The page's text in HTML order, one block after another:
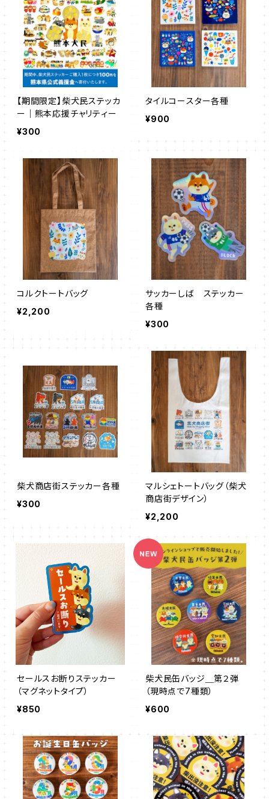
【期間限定】柴犬民ステッカ
ー｜熊本応援チャリティー
¥300
タイルコースター各種
¥900
コルクトートバッグ
¥2,200
サッカーしば ステッカー
各種
¥300
柴犬商店街ステッカー各種
¥300
マルシェトートバッグ（柴犬
商店街デザイン）
¥2,200
セールスお断りステッカー
（マグネットタイプ）
¥850
柴犬民缶バッジ＿第２弾
（現時点で7種類）
¥600